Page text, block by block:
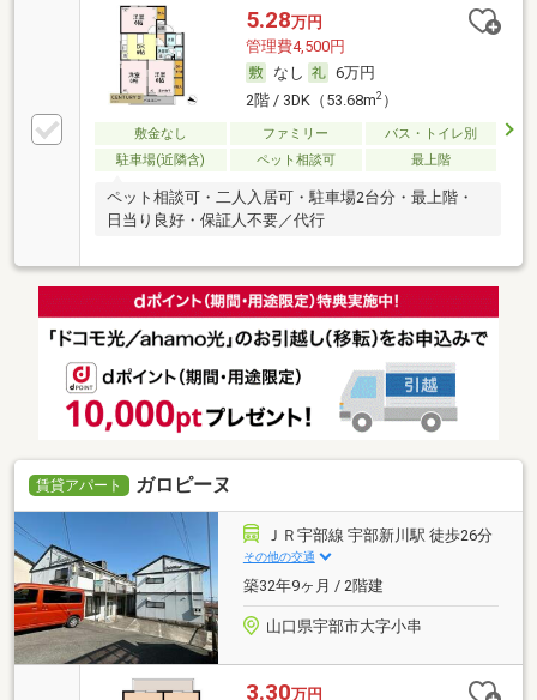
5.28万円
管理費4,500円
なし
6万円
2階 / 3DK（53.68m2）
敷金なし ファミリー
バス・トイレ別
駐車場(近隣含)
ペット相談可 最上階
ペット相談可・二人入居可・駐車場2台分・最上階・
日当り良好・保証人不要／代行
賃貸アパート ガロピーヌ
ＪＲ宇部線 宇部新川駅 徒歩26分
その他の交通
築32年9ヶ月 / 2階建
山口県宇部市大字小串
3.30万円